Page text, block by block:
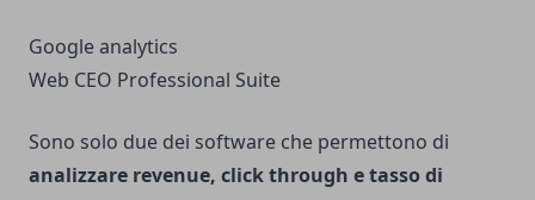
Google analytics
Web CEO Professional Suite
Sono solo due dei software che permettono di
analizzare revenue, click through e tasso di